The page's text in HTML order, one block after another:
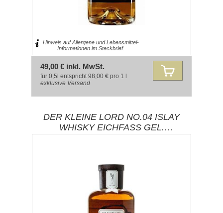
Hinweis auf Allergene und Lebensmittel-
Informationen im Steckbrief.
49,00 € inkl. MwSt.
für 0,5l entspricht 98,00 € pro 1 l
exklusive Versand
DER KLEINE LORD NO.04 ISLAY
WHISKY EICHFASS GEL.
KORNBRAND 42%% 0,50L /